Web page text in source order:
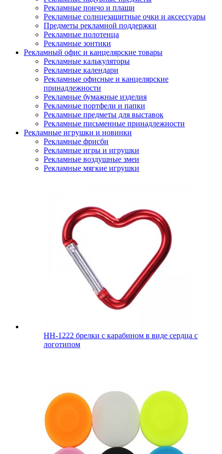
Рекламные пончо и плащи
Рекламные солнцезащитные очки и аксессуары
Предметы рекламной поддержки
Рекламные полотенца
Рекламные зонтики
Рекламный офис и канцелярские товары
Рекламные калькуляторы
Рекламные календари
Рекламные офисные и канцелярские
принадлежности
Рекламные бумажные изделия
Рекламные портфели и папки
Рекламные предметы для выставок
Рекламные письменные принадлежности
Рекламные игрушки и новинки
Рекламные фрисби
Рекламные игры и игрушки
Рекламные воздушные змеи
Рекламные мягкие игрушки
HH-1222 брелки с карабином в виде сердца с
логотипом